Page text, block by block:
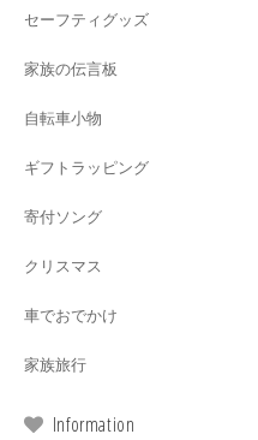
セーフティグッズ
家族の伝言板
自転車小物
ギフトラッピング
寄付ソング
クリスマス
車でおでかけ
家族旅行
Information